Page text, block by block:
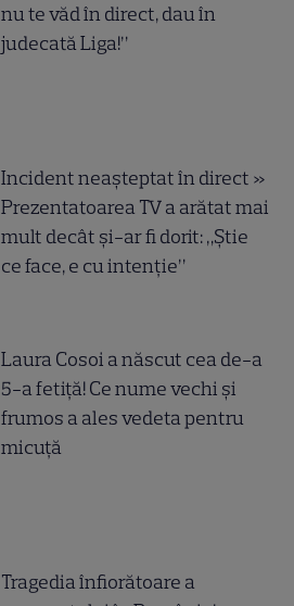
nu te văd în direct, dau în
judecată Liga!”
Incident neașteptat în direct »
Prezentatoarea TV a arătat mai
mult decât și-ar fi dorit: „Știe
ce face, e cu intenție”
Laura Cosoi a născut cea de-a
5-a fetiță! Ce nume vechi și
frumos a ales vedeta pentru
micuță
Tragedia înfiorătoare a